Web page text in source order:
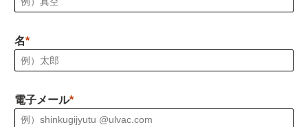
名
電子メール